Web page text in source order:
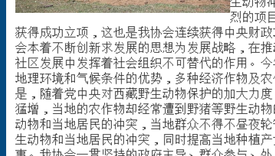
烈的项
获得成功立项，这也是我协会连续获得中央财
会本着不断创新求发展的思想为发展战略，在
社区发展中发挥着社会组织不可替代的作用。
地理环境和气候条件的优势，多种经济作物及
是，随着党中央对西藏野生动物保护的加大力
猛增，当地的农作物却经常遭到野猪等野生动
动物和当地居民的冲突，当地群众不得不昼夜
生动物和当地居民的冲突，同时提高当地种植